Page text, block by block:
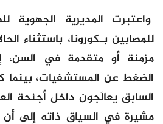
واعتبرت المديرية الجهوية
للمصابين بـكورونا، باستثناء
مزمنة أو متقدمة في السن،
الضغط عن المستشفيات،
السابق يعالَجون داخل أجنحة
مشيرة في السياق ذاته إلى أن